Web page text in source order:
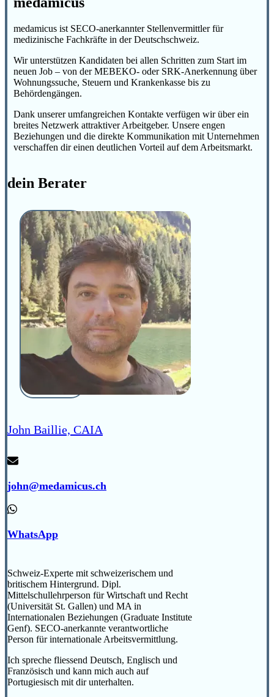
medamicus ist SECO-anerkannter Stellenvermittler für
medizinische Fachkräfte in der Deutschschweiz.
Wir unterstützen Kandidaten bei allen Schritten zum Start im
neuen Job – von der MEBEKO- oder SRK-Anerkennung über
Wohnungssuche, Steuern und Krankenkasse bis zu
Behördengängen.
Dank unserer umfangreichen Kontakte verfügen wir über ein
breites Netzwerk attraktiver Arbeitgeber. Unsere engen
Beziehungen und die direkte Kommunikation mit Unternehmen
verschaffen dir einen deutlichen Vorteil auf dem Arbeitsmarkt.
dein Berater
John Baillie, CAIA
john@medamicus.ch
WhatsApp
Schweiz-Experte mit schweizerischem und
britischem Hintergrund. Dipl.
Mittelschullehrperson für Wirtschaft und Recht
(Universität St. Gallen) und MA in
Internationalen Beziehungen (Graduate Institute
Genf). SECO-anerkannte verantwortliche
Person für internationale Arbeitsvermittlung.
Ich spreche fliessend Deutsch, Englisch und
Französisch und kann mich auch auf
Portugiesisch mit dir unterhalten.